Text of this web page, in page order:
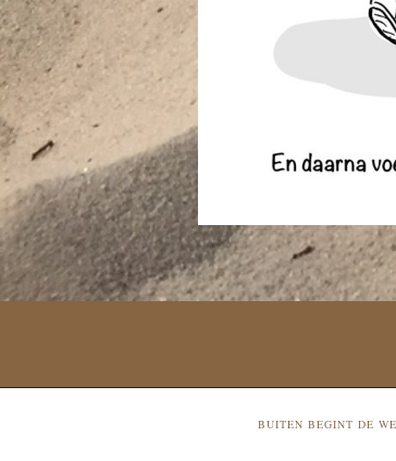
BUITEN BEGINT DE